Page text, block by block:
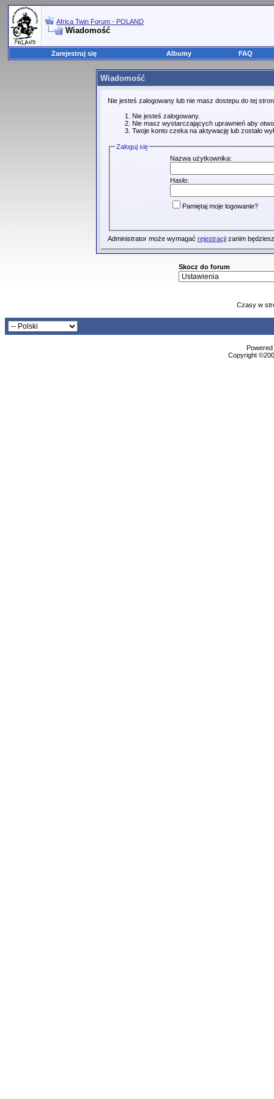
Africa Twin Forum - POLAND
Wiadomość
Zarejestruj się Albumy FAQ
Wiadomość
Nie jesteś zalogowany lub nie masz dostepu do tej
Nie jesteś zalogowany.
Nie masz wystarczających uprawnień aby
Twoje konto czeka na aktywację lub zostało
Zaloguj się
Nazwa użytkownika:
Hasło:
Pamiętaj moje logowanie?
Administrator może wymagać rejestracjizanim
Skocz do forum
Czasy w
Copyright